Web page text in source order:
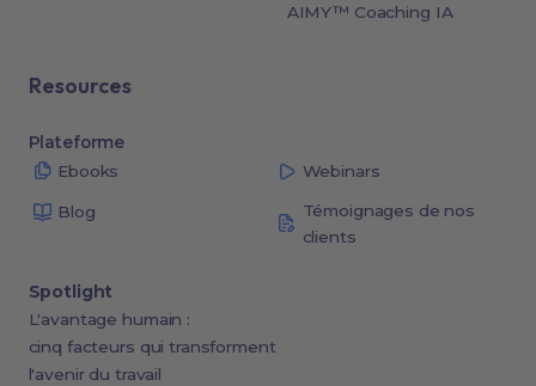
AIMY™ Coaching IA
Resources
Plateforme
Ebooks
Webinars
Blog
Témoignages de nos
clients
Spotlight
L'avantage humain :
cinq facteurs qui transforment
l'avenir du travail